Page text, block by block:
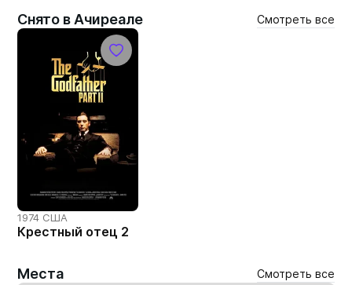
Снято в Ачиреале Смотреть все
1974 США
Крестный отец 2
Места Смотреть все